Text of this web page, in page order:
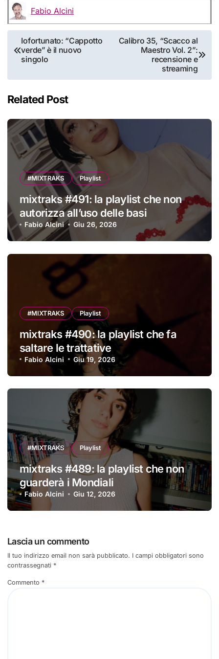
Fabio Alcini
Navigazione
articoli
Iofortunato: “Cappotto
verde” è il nuovo
singolo
Calibro 35, “Scacco al
Maestro Vol. 2”:
recensione e
streaming
Related Post
#MIXTRAKS Playlist
mixtraks #491: la playlist che non
autorizza all’uso delle basi
Fabio Alcini Giu 26, 2026
#MIXTRAKS Playlist
mixtraks #490: la playlist che fa
saltare le trattative
Fabio Alcini Giu 19, 2026
#MIXTRAKS Playlist
mixtraks #489: la playlist che non
guarderà i Mondiali
Fabio Alcini Giu 12, 2026
Lascia un commento
Il tuo indirizzo email non sarà pubblicato. I campi obbligatori sono
contrassegnati *
Commento *